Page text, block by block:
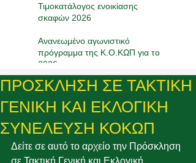
Αθλητισμό
Τιμοκατάλογος ενοικίασης
σκαφών 2026
Ανανεωμένο αγωνιστικό
πρόγραμμα της Κ.Ο.ΚΩΠ για το
2026
ΠΡΟΣΚΛΗΣΗ ΣΕ ΤΑΚΤΙΚΗ
ΓΕΝΙΚΗ ΚΑΙ ΕΚΛΟΓΙΚΗ
ΣΥΝΕΛΕΥΣΗ ΚΟΚΩΠ
Δείτε σε αυτό το αρχείο την Πρόσκληση
σε Τακτική Γενική και Εκλογική